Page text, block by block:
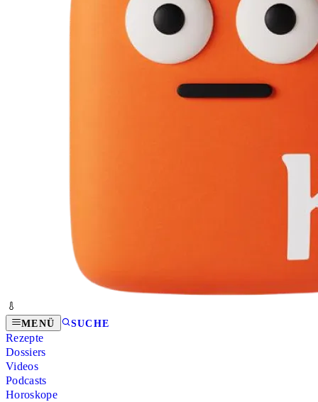
MENÜ SUCHE
Rezepte
Dossiers
Videos
Podcasts
Horoskope